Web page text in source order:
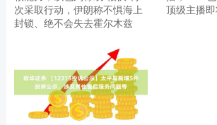
次采取行动，伊朗称不惧海上
封锁、绝不会失去霍尔木兹
顶级主播